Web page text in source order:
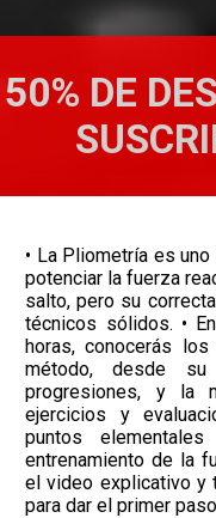
50% DE
• La Pliometría es
potenciar la fuerza
salto, pero su
técnicos sólidos. •
horas, conocerás
método, desde su
progresiones, y la
ejercicios y
puntos
entrenamiento de la
el video explicativo y
para dar el primer